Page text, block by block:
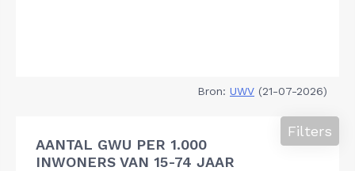
Bron: UWV (21-07-2026)
AANTAL GWU PER 1.000
INWONERS VAN 15-74 JAAR
Filters